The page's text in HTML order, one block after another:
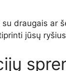
draugais ar
jūsų